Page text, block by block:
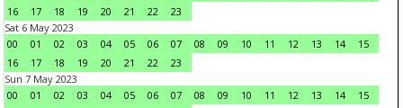
16
17 18 19 20 21 22
23
Sat 6 May 2023
00
01 02 03 04 05 06 07 08 09 10 11 12 13 14
15
16
17 18 19 20 21 22
23
Sun 7 May 2023
00
01 02 03 04 05 06 07 08 09 10 11 12 13 14
15